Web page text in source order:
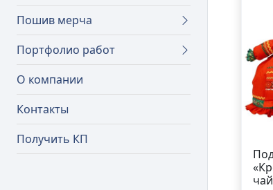
Пошив мерча
Портфолио работ
О компании
Контакты
Получить КП